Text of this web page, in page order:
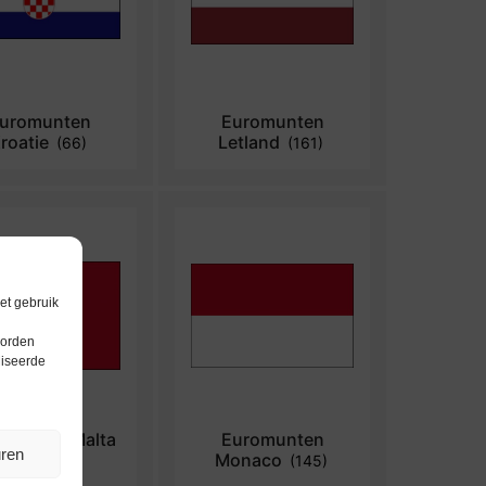
gebruik
(66)
Euromunten
Letland (161)
Malta
(284)
Euromunten
Monaco (145)